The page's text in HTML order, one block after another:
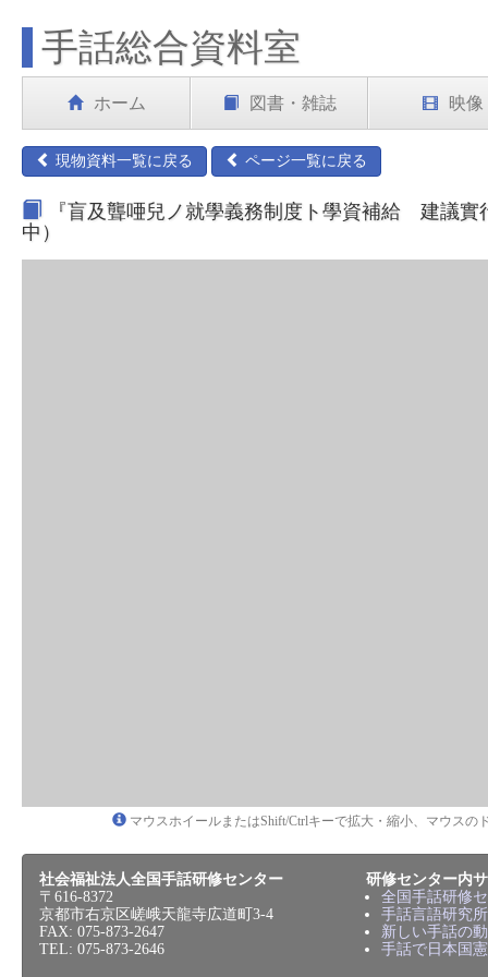
手話総合資料室
ホーム 図書・雑誌 映像
現物資料一覧に戻る ページ一覧に戻る
『盲及聾唖兒ノ就學義務制度ト學資補給 建議
中）
マウスホイールまたはShift/Ctrlキーで拡大・縮小、マウスの
社会福祉法人全国手話研修センター
〒616-8372
京都市右京区嵯峨天龍寺広道町3-4
FAX: 075-873-2647
TEL: 075-873-2646
研修センター内
全国手話研修
手話言語研究所
新しい手話の
手話で日本国